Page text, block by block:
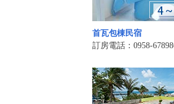
首瓦包棟民宿
訂房電話：0958-